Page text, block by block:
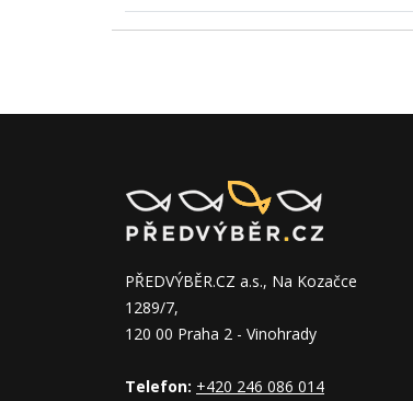
PŘEDVÝBĚR.CZ a.s., Na Kozačce
1289/7,
120 00 Praha 2 - Vinohrady
Telefon: +420 246 086 014